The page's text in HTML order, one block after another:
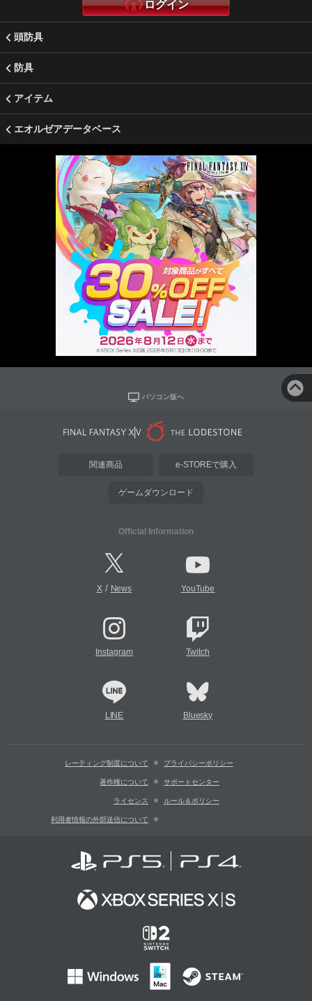
ログイン
頭防具
防具
アイテム
エオルゼアデータベース
パソコン版へ
関連商品 e-STOREで購入
ゲームダウンロード
Official Information
X/ News YouTube
Instagram Twitch
LINE Bluesky
レーティング制度について プライバシーポリシー
著作権について サポートセンター
ライセンス ルール＆ポリシー
利用者情報の外部送信について